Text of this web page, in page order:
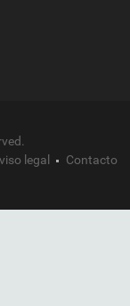
legal Contacto